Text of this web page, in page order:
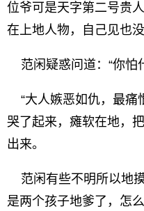
位爷可是天字第二号贵
在上地人物，自己见也
范闲疑惑问道：“你怕
“大人嫉恶如仇，最痛
哭了起来，瘫软在地，
出来。
范闲有些不明所以地
是两个孩子地爹了，怎